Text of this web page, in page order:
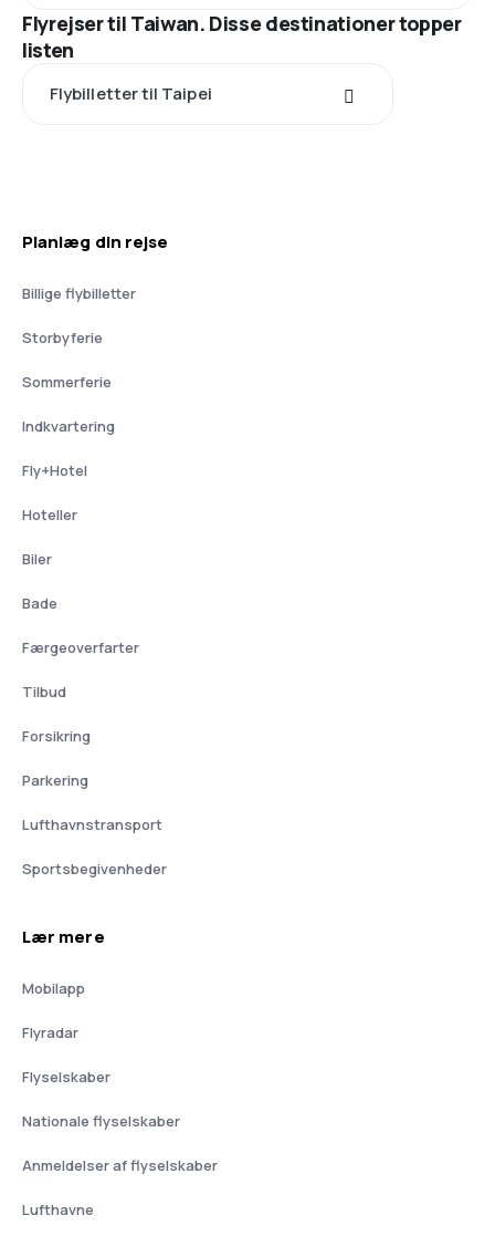
Flyrejser til Taiwan. Disse destinationer topper
listen
Flybilletter til Taipei
Planlæg din rejse
Billige flybilletter
Storbyferie
Sommerferie
Indkvartering
Fly+Hotel
Hoteller
Biler
Bade
Færgeoverfarter
Tilbud
Forsikring
Parkering
Lufthavnstransport
Sportsbegivenheder
Lær mere
Mobilapp
Flyradar
Flyselskaber
Nationale flyselskaber
Anmeldelser af flyselskaber
Lufthavne